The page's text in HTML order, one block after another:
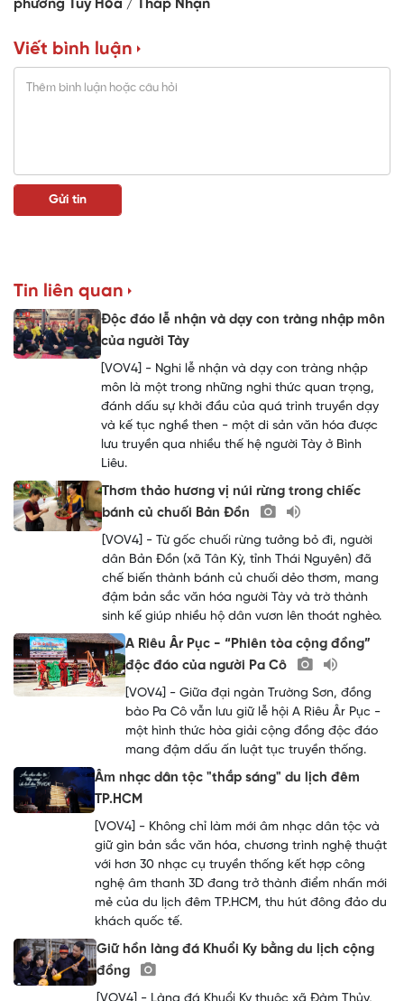
phường Tuy Hòa
Tháp Nhạn
Viết bình luận
Tin liên quan
Độc đáo lễ nhận và dạy con tràng nhập môn
của người Tày
[VOV4] - Nghi lễ nhận và dạy con tràng nhập
môn là một trong những nghi thức quan trọng,
đánh dấu sự khởi đầu của quá trình truyền dạy
và kế tục nghề then - một di sản văn hóa được
lưu truyền qua nhiều thế hệ người Tày ở Bình
Liêu.
Thơm thảo hương vị núi rừng trong chiếc
bánh củ chuối Bản Đồn
[VOV4] - Từ gốc chuối rừng tưởng bỏ đi, người
dân Bản Đồn (xã Tân Kỳ, tỉnh Thái Nguyên) đã
chế biến thành bánh củ chuối dẻo thơm, mang
đậm bản sắc văn hóa người Tày và trờ thành
sinh kế giúp nhiều hộ dân vươn lên thoát nghèo.
A Riêu Âr Pục - “Phiên tòa cộng đồng”
độc đáo của người Pa Cô
[VOV4] - Giữa đại ngàn Trường Sơn, đồng
bào Pa Cô vẫn lưu giữ lễ hội A Riêu Âr Pục -
một hình thức hòa giải cộng đồng độc đáo
mang đậm dấu ấn luật tục truyền thống.
Âm nhạc dân tộc "thắp sáng" du lịch đêm
TP.HCM
[VOV4] - Không chỉ làm mới âm nhạc dân tộc và
giữ gìn bản sắc văn hóa, chương trình nghệ thuật
với hơn 30 nhạc cụ truyền thống kết hợp công
nghệ âm thanh 3D đang trở thành điểm nhấn mới
mẻ của du lịch đêm TP.HCM, thu hút đông đảo du
khách quốc tế.
Giữ hồn làng đá Khuổi Ky bằng du lịch cộng
đồng